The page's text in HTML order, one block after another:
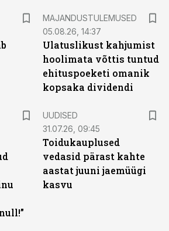
MAJANDUSTULEMUSED
05.08.26, 14:37
Ulatuslikust kahjumist
hoolimata võttis tuntud
ehituspoeketi omanik
kopsaka dividendi
UUDISED
31.07.26, 09:45
Toidukauplused
vedasid pärast kahte
aastat juuni jaemüügi
kasvu